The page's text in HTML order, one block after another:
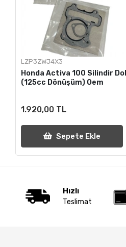
LZP3ZWJ4X3
Honda Activa 100 Silindir
(125cc Dönüşüm) Oem
1.920,00 TL
Sepete Ekle
Hızlı
Teslimat